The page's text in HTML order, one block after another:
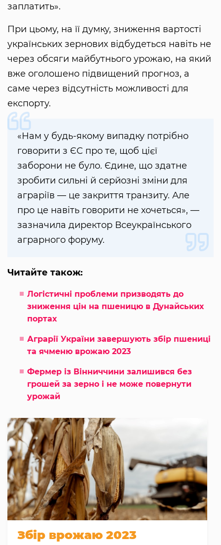
заплатить».
При цьому, на її думку, зниження вартості
українських зернових відбудеться навіть не
через обсяги майбутнього урожаю, на який
вже оголошено підвищений прогноз, а
саме через відсутність можливості для
експорту.
«Нам у будь-якому випадку потрібно
говорити з ЄС про те, щоб цієї
заборони не було. Єдине, що здатне
зробити сильні й серйозні зміни для
аграріїв — це закриття транзиту. Але
про це навіть говорити не хочеться», —
зазначила директор Всеукраїнського
аграрного форуму.
Читайте також:
Логістичні проблеми призводять до
зниження цін на пшеницю в Дунайських
портах
Аграрії України завершують збір пшениці
та ячменю врожаю 2023
Фермер із Вінниччини залишився без
грошей за зерно і не може повернути
урожай
Збір врожаю 2023